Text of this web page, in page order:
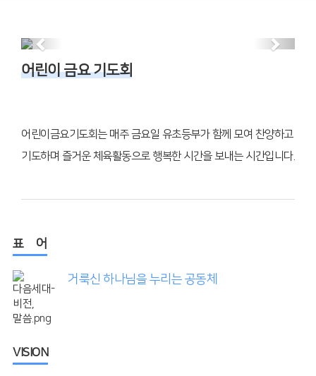
Previous Next
어린이 금요 기도회
어린이금요기도회는매주 금요일 유초등부가 함께 모여 찬양하고
기도하며 즐거운 체육활동으로 행복한 시간을 보내는 시간입니다.
표 어
거룩신 하나님을 누리는 공동체
VISION